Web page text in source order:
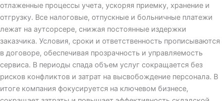
отлаженные процессы учета, ускоряя приемку, хранение и
отгрузку. Все налоговые, отпускные и больничные платежи
лежат на аутсорсере, снижая постоянные издержки
заказчика. Условия, сроки и ответственность прописываются
в договоре, обеспечивая прозрачность и управляемость
сервиса. В периоды спада объем услуг сокращается без
рисков конфликтов и затрат на высвобождение персонала. В
итоге компания фокусируется на ключевом бизнесе,